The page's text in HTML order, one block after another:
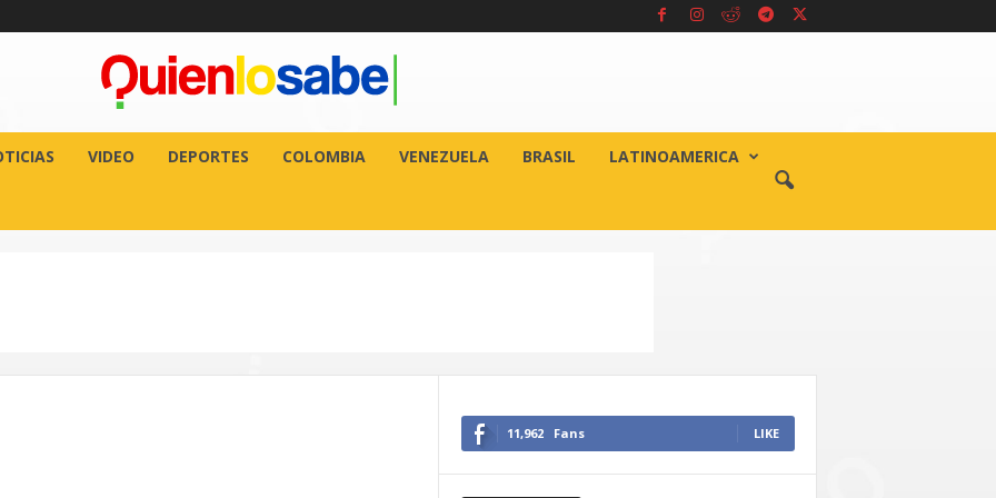
VIDEO DEPORTES COLOMBIA VENEZUELA BRASIL LATINOAMERICA
11,962 Fans LIKE